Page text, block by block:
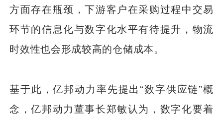
方面存在瓶颈，下游客户在采购过程中交易
环节的信息化与数字化水平有待提升，物流
时效性也会形成较高的仓储成本。
基于此，亿邦动力率先提出“数字供应链”概
念，亿邦动力董事长郑敏认为，数字化要着